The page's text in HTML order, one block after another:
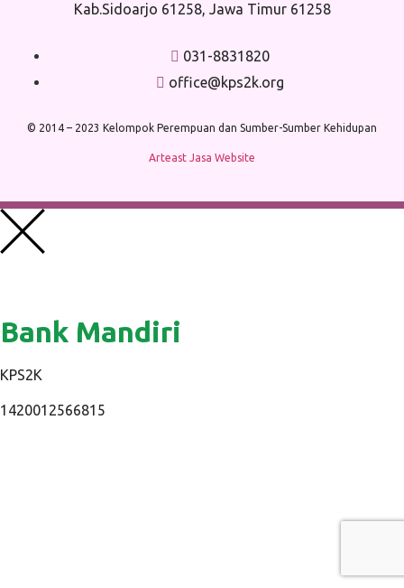
Kab.Sidoarjo 61258, Jawa Timur 61258
031-8831820
office@kps2k.org
© 2014 – 2023 Kelompok Perempuan dan Sumber-Sumber Kehidupan
Arteast Jasa Website
Bank Mandiri
KPS2K
1420012566815